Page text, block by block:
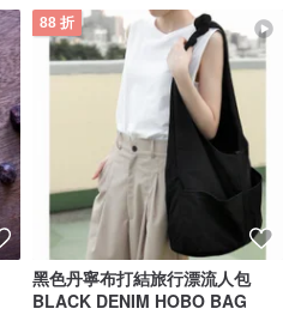
88 折
黑色丹寧布打結旅行漂流人包
BLACK DENIM HOBO BAG